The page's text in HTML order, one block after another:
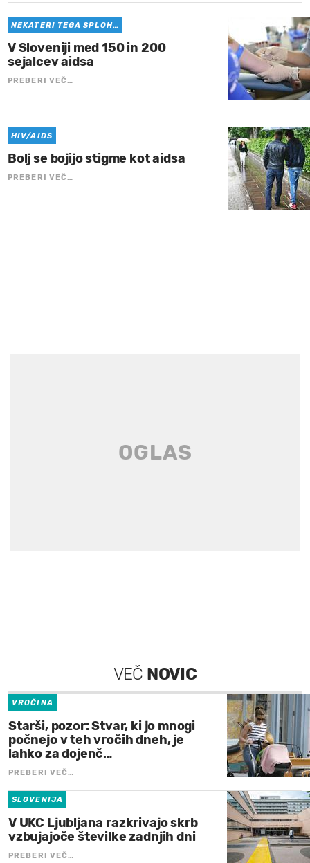
NEKATERI TEGA SPLOH…
V Sloveniji med 150 in 200
sejalcev aidsa
PREBERI VEČ…
HIV/AIDS
Bolj se bojijo stigme kot aidsa
PREBERI VEČ…
VEČ NOVIC
VROČINA
Starši, pozor: Stvar, ki jo mnogi
počnejo v teh vročih dneh, je
lahko za dojenč…
PREBERI VEČ…
SLOVENIJA
V UKC Ljubljana razkrivajo skrb
vzbujajoče številke zadnjih dni
PREBERI VEČ…